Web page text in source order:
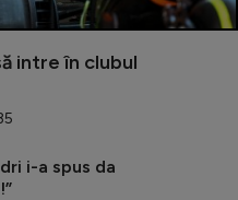
intre în clubul
i-a spus da